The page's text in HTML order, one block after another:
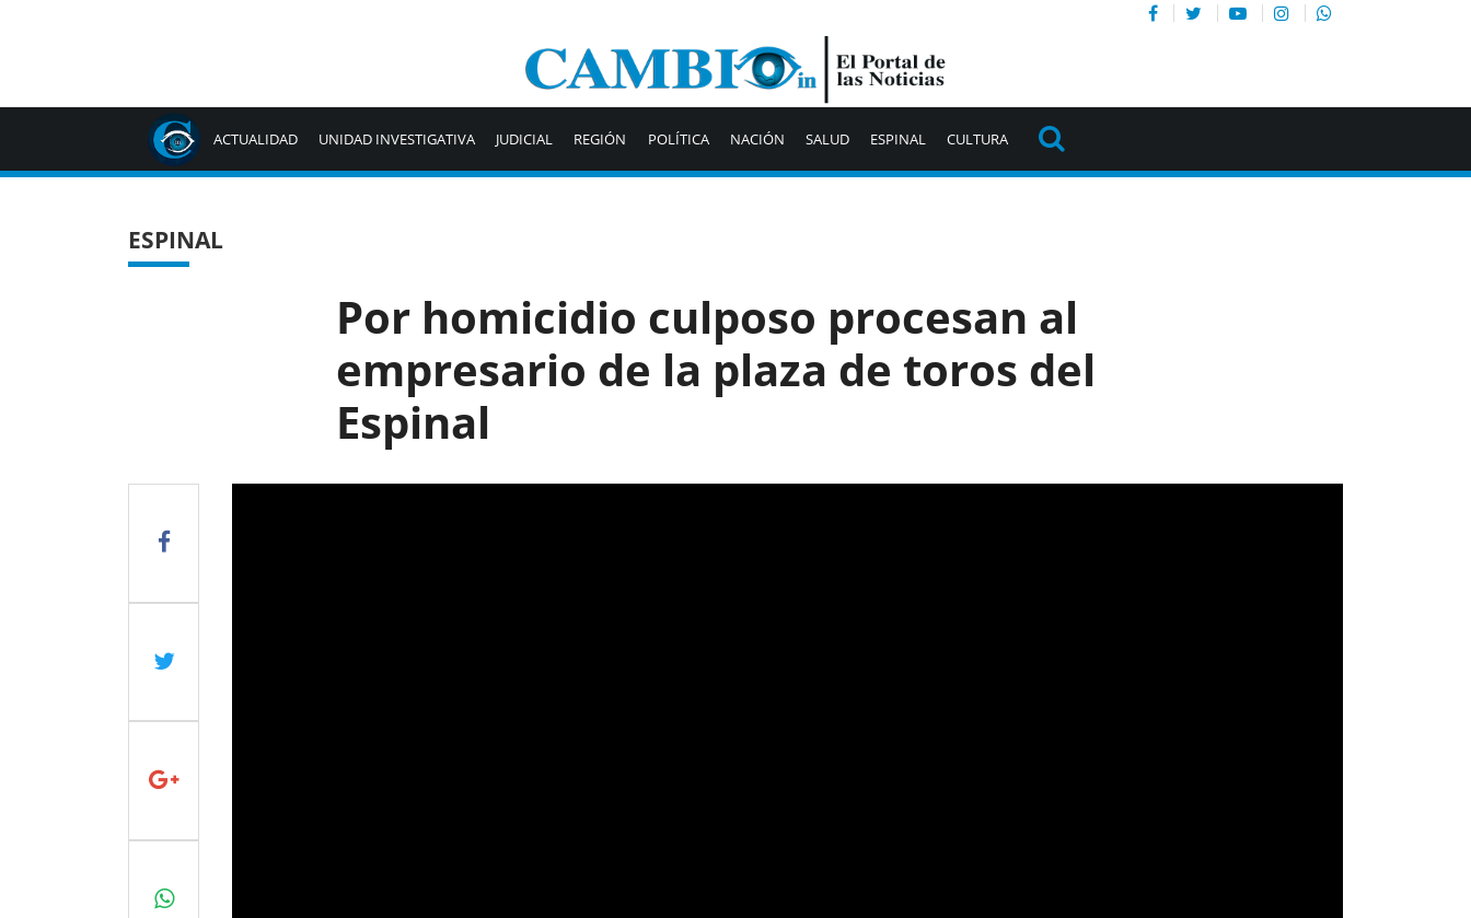
ACTUALIDAD UNIDAD INVESTIGATIVA JUDICIAL REGIÓN POLÍTICA NACIÓN SALUD ESPINAL CULTURA
ESPINAL
Por homicidio culposo procesan al
empresario de la plaza de toros del
Espinal